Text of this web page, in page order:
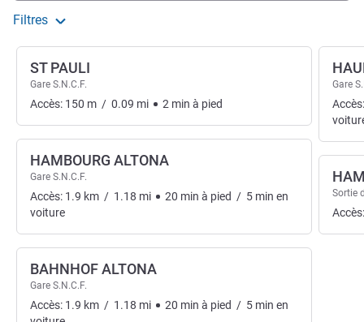
Filtres
ST PAULI
Gare S.N.C.F.
Accès: 150 m / 0.09 mi 2 min à pied
HAMBOURG ALTONA
Gare S.N.C.F.
Accès: 1.9 km / 1.18 mi 20 min à pied / 5 min en
voiture
BAHNHOF ALTONA
Gare S.N.C.F.
Accès: 1.9 km / 1.18 mi 20 min à pied / 5 min en
Gare
Sortie